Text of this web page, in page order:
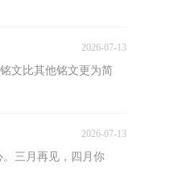
2026-07-13
文比其他铭文更为简
2026-07-13
三月再见，四月你